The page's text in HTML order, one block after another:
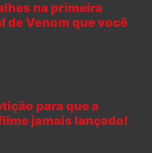
na primeira
de Venom que você
para que a
jamais lançado!